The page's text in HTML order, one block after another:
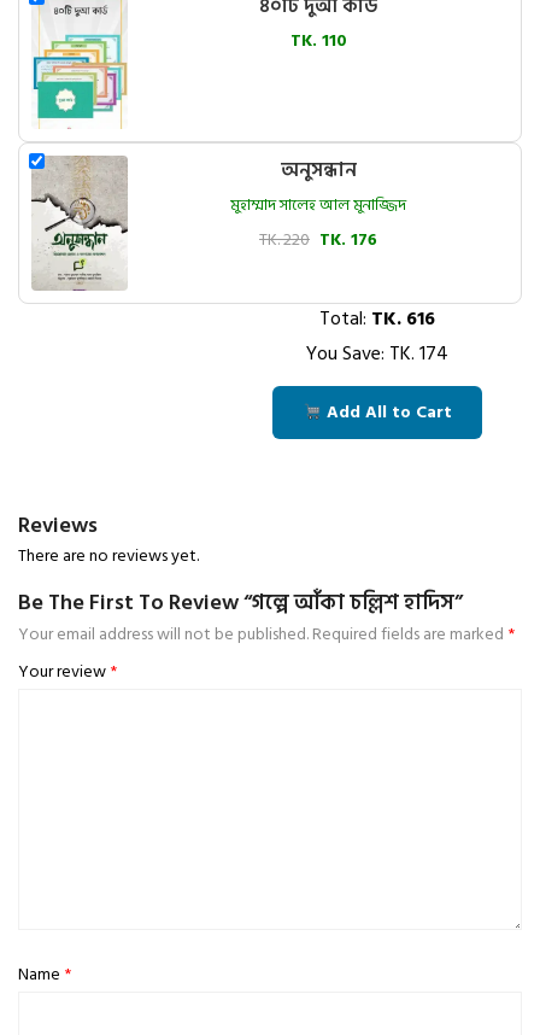
TK. 110
অনুসন্ধান
মুহাম্মাদ সালেহ আল মুনাজ্জিদ
TK. 220 TK. 176
Total: TK.616
You Save: TK.174
Add All to Cart
Reviews
There are no reviews yet.
Be The First To Review “গল্পে আঁকা চল্লিশ হাদিস”
Your email address will not be published.Required fields are marked *
Your review*
Name *